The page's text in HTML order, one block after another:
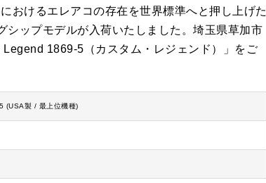
おけるエレアコの存在を世界標準へと押し上げた
ップモデルが入荷いたしました。埼玉県草加市
1869-5（カスタム・レジェンド）」をご
(USA製 / 最上位機種)